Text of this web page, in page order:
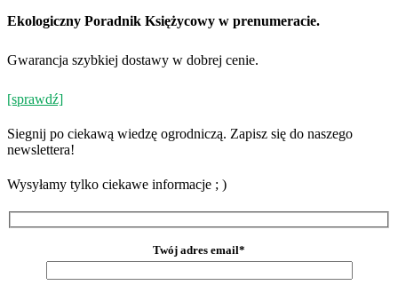
Ekologiczny Poradnik Księżycowy w prenumeracie.
Gwarancja szybkiej dostawy w dobrej cenie.
[sprawdź]
Siegnij po ciekawą wiedzę ogrodniczą. Zapisz się do naszego
newslettera!
Wysyłamy tylko ciekawe informacje ; )
Twój adres email*